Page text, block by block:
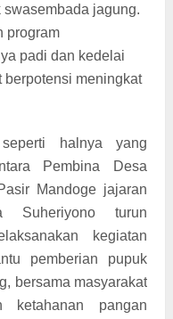
jagung.
program
padi dan kedelai
meningkat
halnya yang
Pembina Desa
Mandoge jajaran
Suheriyono turun
kegiatan
pemberian pupuk
bersama masyarakat
ketahanan pangan